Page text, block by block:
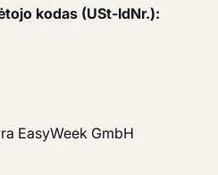
kodas (USt-IdNr.):
EasyWeek GmbH